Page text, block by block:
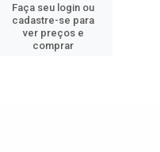
Faça seu login ou
cadastre-se para
ver preços e
comprar